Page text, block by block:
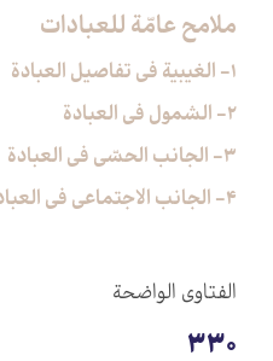
ملامح عامّة للعبادات
1- الغيبية في تفاصيل العبادة
2- الشمول في العبادة
3- الجانب الحسّي في العبادة
4- الجانب الاجتماعي في العبادة
الفتاوی الواضحة
330